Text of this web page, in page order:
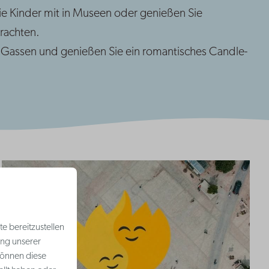
Kinder mit in Museen oder genießen Sie
und genießen Sie ein romantisches Candle-
bereitzustellen
unserer
diese